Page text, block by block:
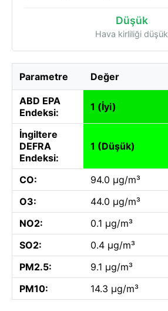
Düşük
Hava kirliliği düşük
Parametre Değer
ABD EPA
Endeksi:
1 (İyi)
İngiltere
DEFRA
Endeksi:
1 (Düşük)
CO:
94.0 µg/m³
O3:
44.0 µg/m³
NO2:
0.1 µg/m³
SO2:
0.4 µg/m³
PM2.5:
9.1 µg/m³
PM10:
14.3 µg/m³